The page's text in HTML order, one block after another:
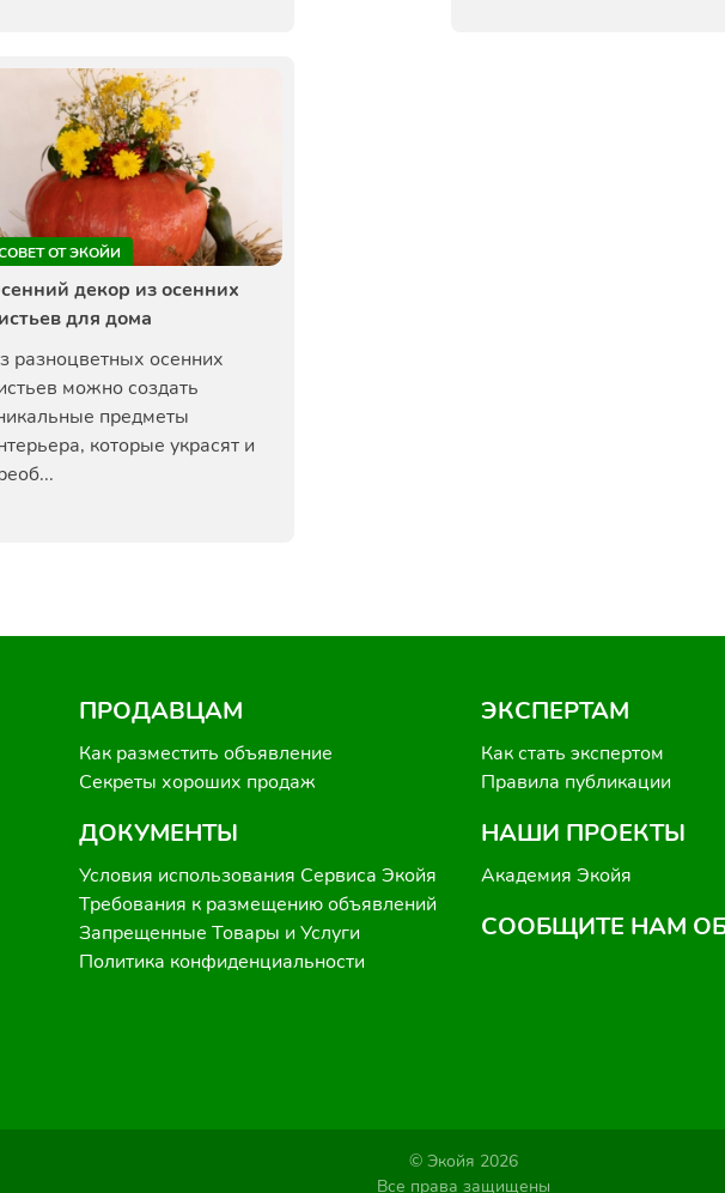
ОТ ЭКОЙИ
декор из осенних
для дома
разноцветных осенних
можно создать
предметы
которые украсят и
ПРОДАВЦАМ
Как разместить объявление
Секреты хороших продаж
ДОКУМЕНТЫ
Условия использования Сервиса Экойя
Требования к размещению объявлений
Запрещенные Товары и Услуги
Политика конфиденциальности
ЭКСПЕРТАМ
Как стать экспертом
Правила публикации
НАШИ ПРОЕКТЫ
Академия Экойя
СООБЩИТЕ НАМ
© Экойя 2026
Все права защищены